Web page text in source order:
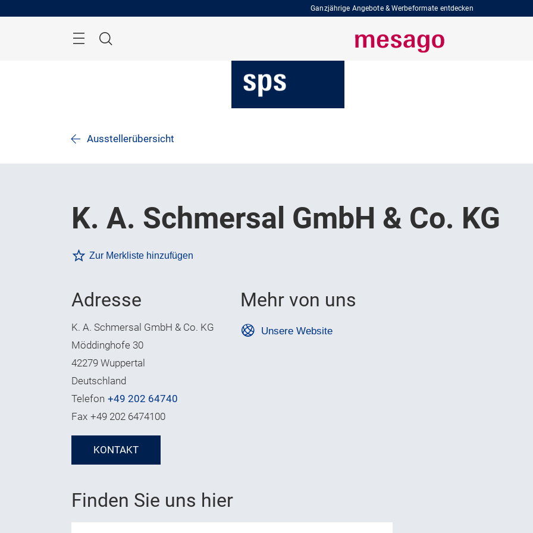
Ganzjährige Angebote & Werbeformate entdecken
Suche
Ausstellerübersicht
K. A. Schmersal GmbH & Co. KG
Zur Merkliste hinzufügen
Adresse
K. A. Schmersal GmbH & Co. KG
Möddinghofe 30
42279 Wuppertal
Deutschland
Telefon +49 202 64740
Fax +49 202 6474100
KONTAKT
Mehr von uns
Unsere Website
Finden Sie uns hier